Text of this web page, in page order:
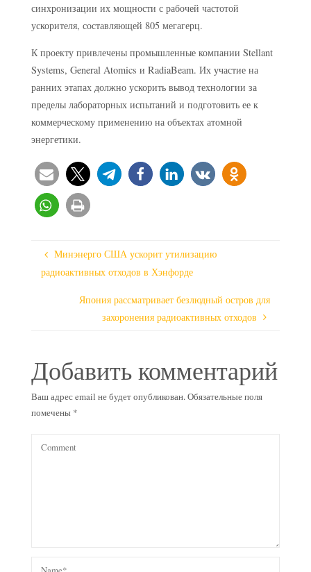
синхронизации их мощности с рабочей частотой
ускорителя, составляющей 805 мегагерц.
К проекту привлечены промышленные компании Stellant
Systems, General Atomics и RadiaBeam. Их участие на
ранних этапах должно ускорить вывод технологии за
пределы лабораторных испытаний и подготовить ее к
коммерческому применению на объектах атомной
энергетики.
Минэнерго США ускорит утилизацию
радиоактивных отходов в Хэнфорде
Япония рассматривает безлюдный остров для
захоронения радиоактивных отходов
Добавить комментарий
Ваш адрес email не будет опубликован.Обязательные поля
помечены *